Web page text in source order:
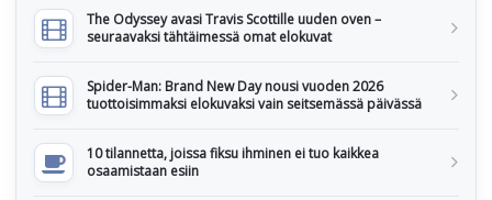
The Odyssey avasi Travis Scottille uuden oven –
seuraavaksi tähtäimessä omat elokuvat
Spider-Man: Brand New Day nousi vuoden 2026
tuottoisimmaksi elokuvaksi vain seitsemässä päivässä
10 tilannetta, joissa fiksu ihminen ei tuo kaikkea
osaamistaan esiin